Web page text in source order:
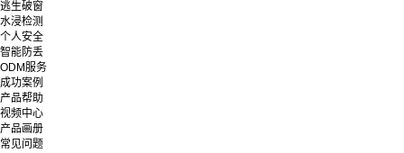
逃生破窗
水浸检测
个人安全
智能防丢
ODM服务
成功案例
产品帮助
视频中心
产品画册
常见问题